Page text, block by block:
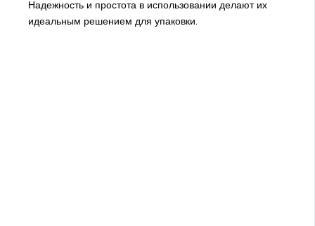
Надежность и простота в использовании делают их
идеальным решением для упаковки.